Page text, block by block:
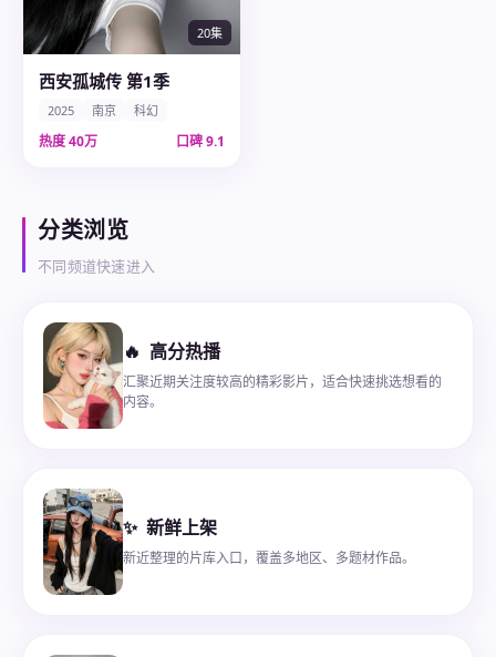
20集
西安孤城传 第1季
2025 南京 科幻
热度40万 口碑9.1
分类浏览
不同频道快速进入
🔥 高分热播
汇聚近期关注度较高的精彩影片，适合快速挑选想看的
内容。
✨ 新鲜上架
新近整理的片库入口，覆盖多地区、多题材作品。